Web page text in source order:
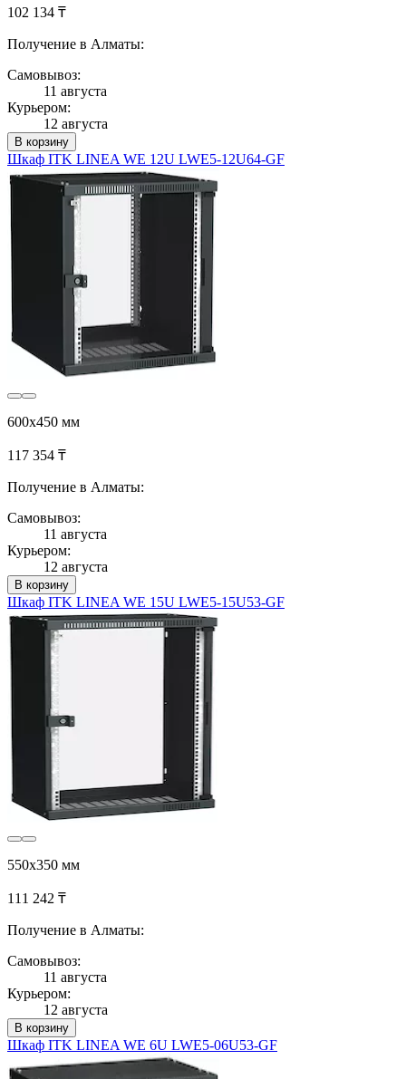
102 134 ₸
Получение в Алматы:
Самовывоз:
11 августа
Курьером:
12 августа
В корзину
Шкаф ITK LINEA WE 12U LWE5-12U64-GF
600x450 мм
117 354 ₸
Получение в Алматы:
Самовывоз:
11 августа
Курьером:
12 августа
В корзину
Шкаф ITK LINEA WE 15U LWE5-15U53-GF
550x350 мм
111 242 ₸
Получение в Алматы:
Самовывоз:
11 августа
Курьером:
12 августа
В корзину
Шкаф ITK LINEA WE 6U LWE5-06U53-GF